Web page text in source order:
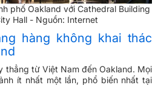
phố Oakland với Cathedral Building
Hall - Nguồn: Internet
hàng không khai thác
thẳng từ Việt Nam đến Oakland. Mọi
ít nhất một lần, phổ biến nhất tại